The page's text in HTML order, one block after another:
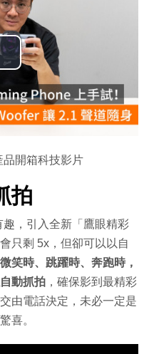
品開箱科技影片
拍
，引入全新「鷹眼精彩
只剩 5x，但卻可以以自
笑時、跳躍時、奔跑時，
動抓拍 ，確保影到最精彩
由電話決定，未必一定是
喜。